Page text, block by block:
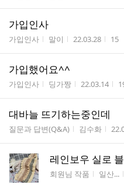
가입인사
게시판명
가입인사 작성자
말이 작성시간
22.03.28 조회
15
가입했어요^^
게시판명
가입인사 작성자
딩가짱 작성시간
22.03.14
대바늘 뜨기하는중인데
게시판명
질문과 답변(Q&A) 작성자
김수화 작
레인보우 실로
게시판명
회원님 작품 작성자
일산...